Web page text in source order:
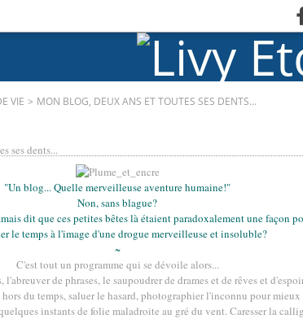
VIE > MON BLOG, DEUX ANS ET TOUTES SES DENTS...
ses dents...
"Un blog... Quelle merveilleuse aventure humaine!"
Non, sans blague?
dit que ces petites bêtes là étaient paradoxalement une façon
le temps à l'image d'une drogue merveilleuse et insoluble?
~
C'est tout un programme qui se dévoile alors...
de phrases, le saupoudrer de drames et de rêves et
du temps, saluer le hasard, photographier l'inconnu pour
instants de folie maladroite au gré du vent. Caresser la